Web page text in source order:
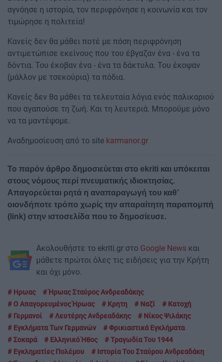
αγνόησε η ιστορία, τον περιφρόνησε η κοινωνία και τον
τιμώρησε η πολιτεία!
Κανείς δεν θα μάθει ποτέ με πόση περιφρόνηση
αντιμετώπισε εκείνους που του έβγαζαν ένα - ένα τα
δόντια. Του έκοβαν ένα - ένα τα δάκτυλα. Του έκοψαν
(μάλλον με τσεκούρια) τα πόδια.
Κανείς δεν θα μάθει τα τελευταία λόγια ενός παλικαριού
που αγαπούσε τη ζωή. Και τη λευτεριά. Μπορούμε μόνο
να τα μαντέψομε.
Αναδημοσίευση από τo site karmanor.gr
Το παρόν άρθρο δημοσιεύεται στο ekriti και υπόκειται
στους νόμους περί πνευματικής ιδιοκτησίας.
Απαγορεύεται ρητά η αναπαραγωγή του καθ’
οιονδήποτε τρόπο χωρίς την απαραίτητη παραπομπή
( link) στην ιστοσελίδα που το δημοσίευσε.
Ακολουθήστε το ekriti.gr στο Google News και
μάθετε πρώτοι όλες τις ειδήσεις για την Κρήτη
και όχι μόνο.
Ηρωας
Ήρωας Σταύρος Ανδρεαδάκης
Ο Απαγορευμένος Ήρωας
Κρητη Ναζί
Κατοχή
Γερμανοί
Λευτέρης Ανδρεαδάκης
Νίκος Ψιλάκης
Εγκλήματα Των Γερμανών
Φρικιαστικά Εγκλήματα
Σοκαρά
Ελληνικό Ήθος
Τραγωδία Του 1944
Εγκληματίες Πολέμου
Ιστορία Του Σταύρου Ανδρεαδάκη